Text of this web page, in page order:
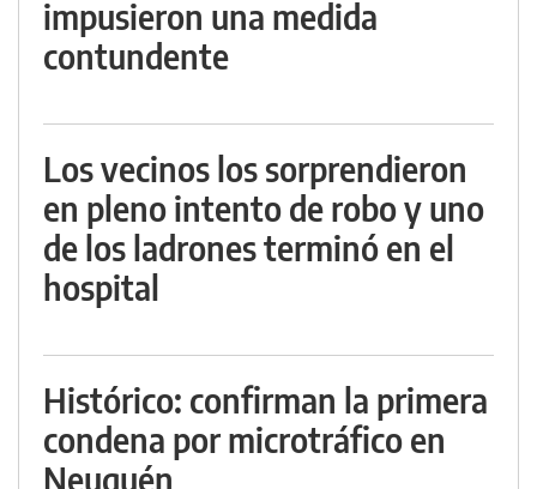
impusieron una medida
contundente
Los vecinos los sorprendieron
en pleno intento de robo y uno
de los ladrones terminó en el
hospital
Histórico: confirman la primera
condena por microtráfico en
Neuquén